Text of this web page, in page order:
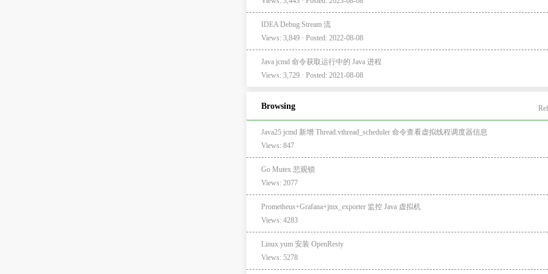
IDEA Debug Stream 流
Views: 3,849 · Posted: 2022-08-08
Java jcmd 命令获取运行中的 Java 进程
Views: 3,729 · Posted: 2021-08-08
Browsing
Java25 jcmd 新增 Thread.vthread_scheduler 命令查看虚拟线程调度器信息
Views: 847
Go Mutex 悲观锁
Views: 2077
Prometheus+Grafana+jmx_exporter 监控 Java 虚拟机
Views: 4283
Linux yum 安装 OpenResty
Views: 5278